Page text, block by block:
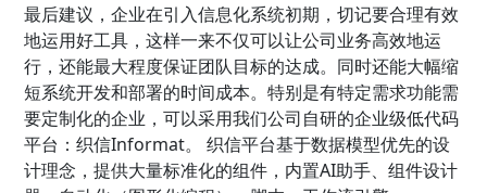
最后建议，企业在引入信息化系统初期，切记要合理有效
地运用好工具，这样一来不仅可以让公司业务高效地运
行，还能最大程度保证团队目标的达成。同时还能大幅缩
短系统开发和部署的时间成本。特别是有特定需求功能需
要定制化的企业，可以采用我们公司自研的企业级低代码
平台：织信Informat。 织信平台基于数据模型优先的设
计理念，提供大量标准化的组件，内置AI助手、组件设计